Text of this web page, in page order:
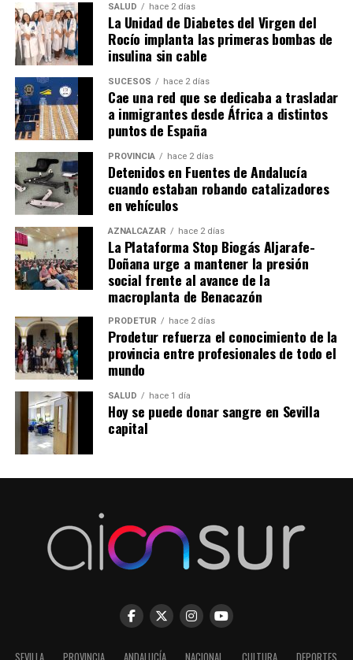
SALUD hace 2 días
La Unidad de Diabetes del Virgen del
Rocío implanta las primeras bombas de
insulina sin cable
SUCESOS hace 2 días
Cae una red que se dedicaba a trasladar
a inmigrantes desde África a distintos
puntos de España
PROVINCIA hace 2 días
Detenidos en Fuentes de Andalucía
cuando estaban robando catalizadores
en vehículos
AZNALCÁZAR hace 2 días
La Plataforma Stop Biogás Aljarafe-
Doñana urge a mantener la presión
social frente al avance de la
macroplanta de Benacazón
PRODETUR hace 2 días
Prodetur refuerza el conocimiento de la
provincia entre profesionales de todo el
mundo
SALUD hace 1 día
Hoy se puede donar sangre en Sevilla
capital